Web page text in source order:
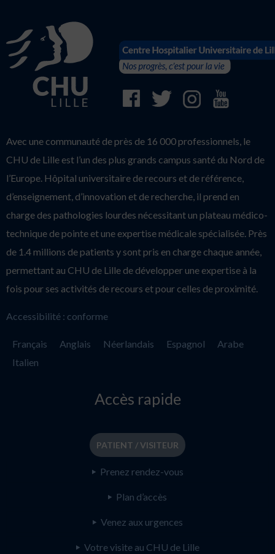
Avec une communauté de près de 16 000 professionnels, le
CHU de Lille est l’un des plus grands campus santé du Nord de
l’Europe. Hôpital universitaire de recours et de référence,
d’enseignement, d’innovation et de recherche, il prend en
charge des pathologies lourdes nécessitant un plateau médico-
technique de pointe et une expertise médicale spécialisée. Près
de 1.4 millions de patients y sont pris en charge chaque année,
permettant au CHU de Lille de développer une expertise à la
fois pour ses activités de recours et pour celles de proximité.
Accessibilité : conforme
Français Anglais Néerlandais Espagnol
Arabe
Italien
Accès rapide
PATIENT / VISITEUR
Prenez rendez-vous
Plan d’accès
Venez aux urgences
Votre visite au CHU de Lille